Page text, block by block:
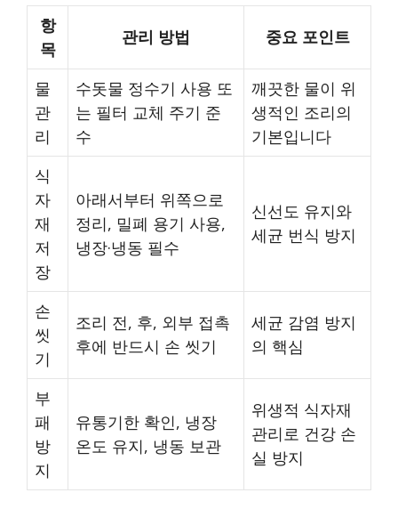
항
목
관리 방법 중요 포인트
물
관
리
수돗물 정수기 사용 또
는 필터 교체 주기 준
수
깨끗한 물이 위
생적인 조리의
기본입니다
식
자
재
저
장
아래서부터 위쪽으로
정리, 밀폐 용기 사용,
냉장·냉동 필수
신선도 유지와
세균 번식 방지
손
씻
기
조리 전, 후, 외부 접촉
후에 반드시 손 씻기
세균 감염 방지
의 핵심
부
패
방
지
유통기한 확인, 냉장
온도 유지, 냉동 보관
위생적 식자재
관리로 건강 손
실 방지